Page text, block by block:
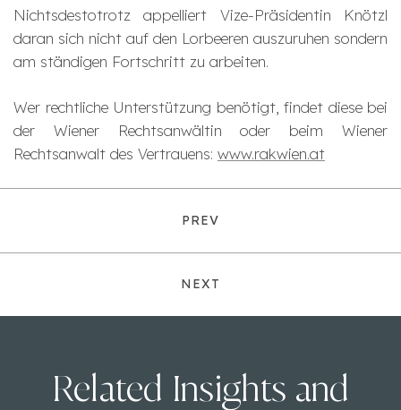
Nichtsdestotrotz appelliert Vize-Präsidentin Knötzl
daran sich nicht auf den Lorbeeren auszuruhen sondern
am ständigen Fortschritt zu arbeiten.
Wer rechtliche Unterstützung benötigt, findet diese bei
der Wiener Rechtsanwältin oder beim Wiener
Rechtsanwalt des Vertrauens: www.rakwien.at
PREV
NEXT
Related Insights and